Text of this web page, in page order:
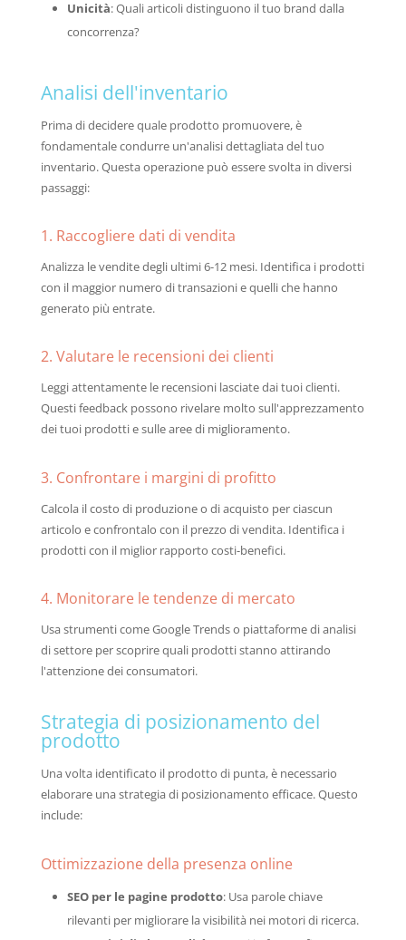
Unicità: Quali articoli distinguono il tuo brand dalla
concorrenza?
Analisi dell'inventario
Prima di decidere quale prodotto promuovere, è
fondamentale condurre un'analisi dettagliata del tuo
inventario. Questa operazione può essere svolta in diversi
passaggi:
1. Raccogliere dati di vendita
Analizza le vendite degli ultimi 6-12 mesi. Identifica i prodotti
con il maggior numero di transazioni e quelli che hanno
generato più entrate.
2. Valutare le recensioni dei clienti
Leggi attentamente le recensioni lasciate dai tuoi clienti.
Questi feedback possono rivelare molto sull'apprezzamento
dei tuoi prodotti e sulle aree di miglioramento.
3. Confrontare i margini di profitto
Calcola il costo di produzione o di acquisto per ciascun
articolo e confrontalo con il prezzo di vendita. Identifica i
prodotti con il miglior rapporto costi-benefici.
4. Monitorare le tendenze di mercato
Usa strumenti come Google Trends o piattaforme di analisi
di settore per scoprire quali prodotti stanno attirando
l'attenzione dei consumatori.
Strategia di posizionamento del
prodotto
Una volta identificato il prodotto di punta, è necessario
elaborare una strategia di posizionamento efficace. Questo
include:
Ottimizzazione della presenza online
SEO per le pagine prodotto: Usa parole chiave
rilevanti per migliorare la visibilità nei motori di ricerca.